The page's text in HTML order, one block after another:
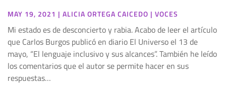
MAY 19, 2021 | ALICIA ORTEGA CAICEDO | VOCES
Mi estado es de desconcierto y rabia. Acabo de leer el artículo
que Carlos Burgos publicó en diario El Universo el 13 de
mayo, “El lenguaje inclusivo y sus alcances”. También he leído
los comentarios que el autor se permite hacer en sus
respuestas…